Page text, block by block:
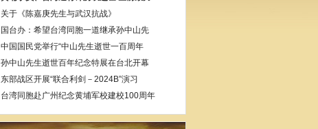
关于《陈嘉庚先生与武汉抗战》
国台办：希望台湾同胞一道继承孙中山先
中国国民党举行“中山先生逝世一百周年
孙中山先生逝世百年纪念特展在台北开幕
东部战区开展“联合利剑－2024B”演习
台湾同胞赴广州纪念黄埔军校建校100周年